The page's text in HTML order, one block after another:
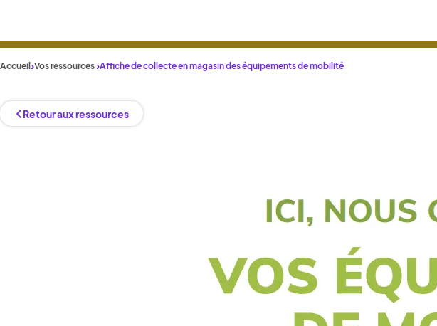
Accueil Vos ressources Affiche de collecte en magasin des équipements de mobilité
Retour aux ressources